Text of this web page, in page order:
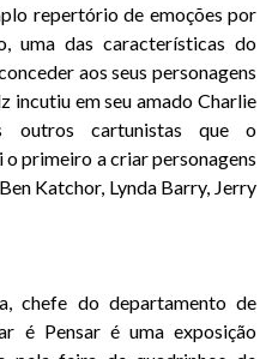
repertório de emoções por
uma das características do
aos seus personagens
incutiu em seu amado Charlie
outros cartunistas que o
o primeiro a criar personagens
Katchor, Lynda Barry, Jerry
chefe do departamento de
é Pensar é uma exposição